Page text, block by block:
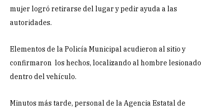
mujer logró retirarse del lugar y pedir ayuda a las
autoridades.
Elementos de la Policía Municipal acudieron al sitio y
confirmaron los hechos, localizando al hombre lesionado
dentro del vehículo.
Minutos más tarde, personal de la Agencia Estatal de